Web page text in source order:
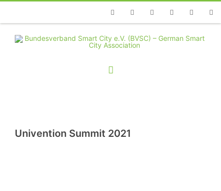
TelefonFacebookTwitterYoutubeInstagramLinkedin
Univention Summit 2021